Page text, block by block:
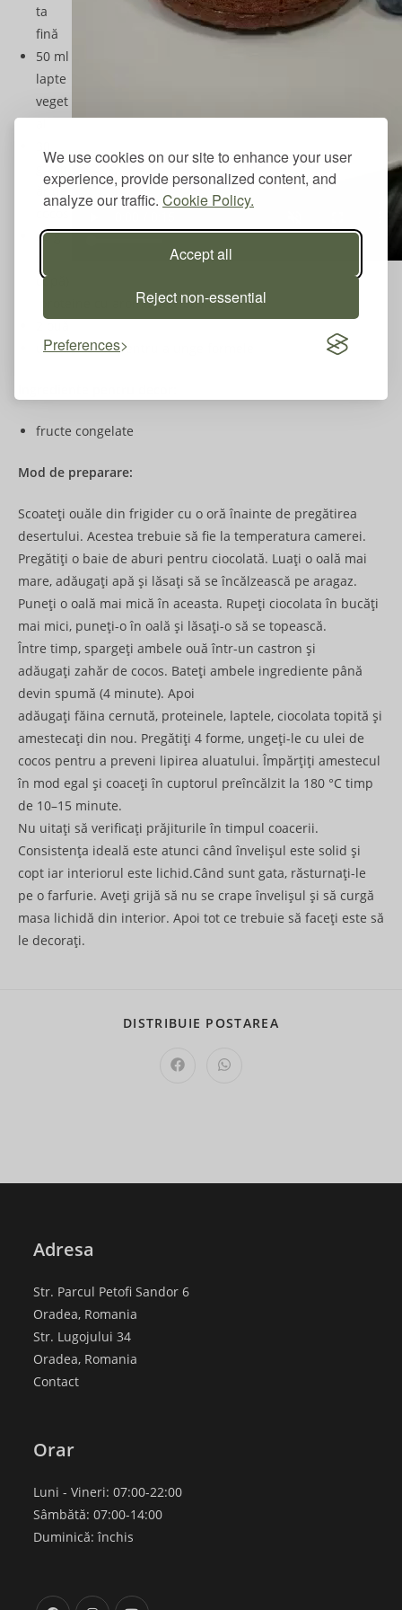
We use cookies on our site to enhance your user
experience, provide personalized content, and
analyze our traffic. Cookie Policy.
Accept all
Reject non-essential
Preferences
ta
fină
50 ml
lapte
veget
ăr de
25 g
cupă)
proteine cu aromă de ciocolată
ulei de cocos pentru a unge formele
fructe congelate
Mod de preparare:
Scoateți ouăle din frigider cu o oră înainte de pregătirea
desertului. Acestea trebuie să fie la temperatura camerei.
Pregătiți o baie de aburi pentru ciocolată. Luați o oală mai
mare, adăugați apă și lăsați să se încălzească pe aragaz.
Puneți o oală mai mică în aceasta. Rupeți ciocolata în bucăți
mai mici, puneți-o în oală și lăsați-o să se topească.
Între timp, spargeți ambele ouă într-un castron și
adăugați zahăr de cocos. Bateți ambele ingrediente până
devin spumă (4 minute). Apoi
adăugați făina cernută, proteinele, laptele, ciocolata topită și
amestecați din nou. Pregătiți 4 forme, ungeți-le cu ulei de
cocos pentru a preveni lipirea aluatului. Împărțiți amestecul
în mod egal și coaceți în cuptorul preîncălzit la 180 °C timp
de 10–15 minute.
Nu uitați să verificați prăjiturile în timpul coacerii.
Consistența ideală este atunci când învelișul este solid și
copt iar interiorul este lichid.Când sunt gata, răsturnați-le
pe o farfurie. Aveți grijă să nu se crape învelișul și să curgă
masa lichidă din interior. Apoi tot ce trebuie să faceți este să
le decorați.
DISTRIBUIE POSTAREASHARE
Opens
Opens
Adresa
Str. Parcul Petofi Sandor 6
Oradea, Romania
Str. Lugojului 34
Oradea, Romania
Contact
Orar
Luni - Vineri: 07:00-22:00
Sâmbătă: 07:00-14:00
Duminică: închis